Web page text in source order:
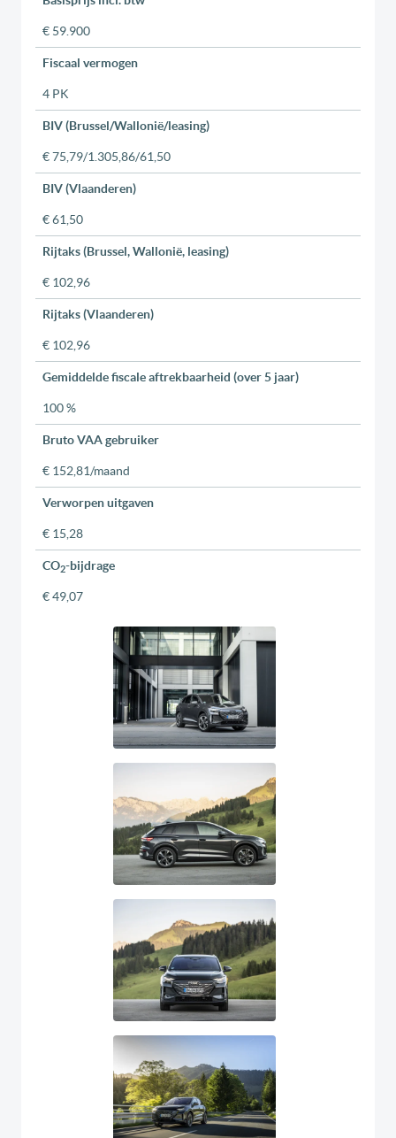
€ 59.900
Fiscaal vermogen
4 PK
BIV (Brussel/Wallonië/leasing)
€ 75,79/1.305,86/61,50
BIV (Vlaanderen)
€ 61,50
Rijtaks (Brussel, Wallonië, leasing)
€ 102,96
Rijtaks (Vlaanderen)
€ 102,96
Gemiddelde fiscale aftrekbaarheid (over 5 jaar)
100 %
Bruto VAA gebruiker
€ 152,81/maand
Verworpen uitgaven
€ 15,28
CO2-bijdrage
€ 49,07